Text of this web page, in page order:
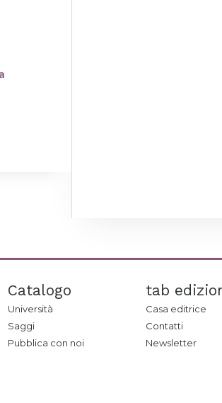
Catalogo
Università
Saggi
Pubblica con noi
tab
Casa editrice
Contatti
Newsletter